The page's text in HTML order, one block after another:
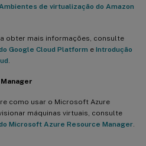
Ambientes de virtualização do Amazon
obter mais informações, consulte
Google Cloud Platform e Introdução
como usar o Microsoft Azure
máquinas virtuais, consulte
Microsoft Azure Resource Manager